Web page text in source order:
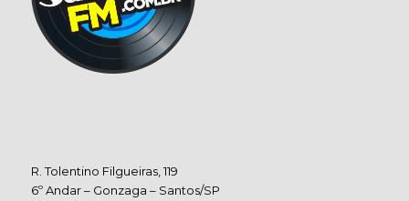
R. Tolentino Filgueiras, 119
6º Andar – Gonzaga – Santos/SP